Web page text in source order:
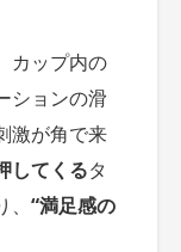
カップ内の
ションの滑
激が角で来
してくるタ
“満足感の